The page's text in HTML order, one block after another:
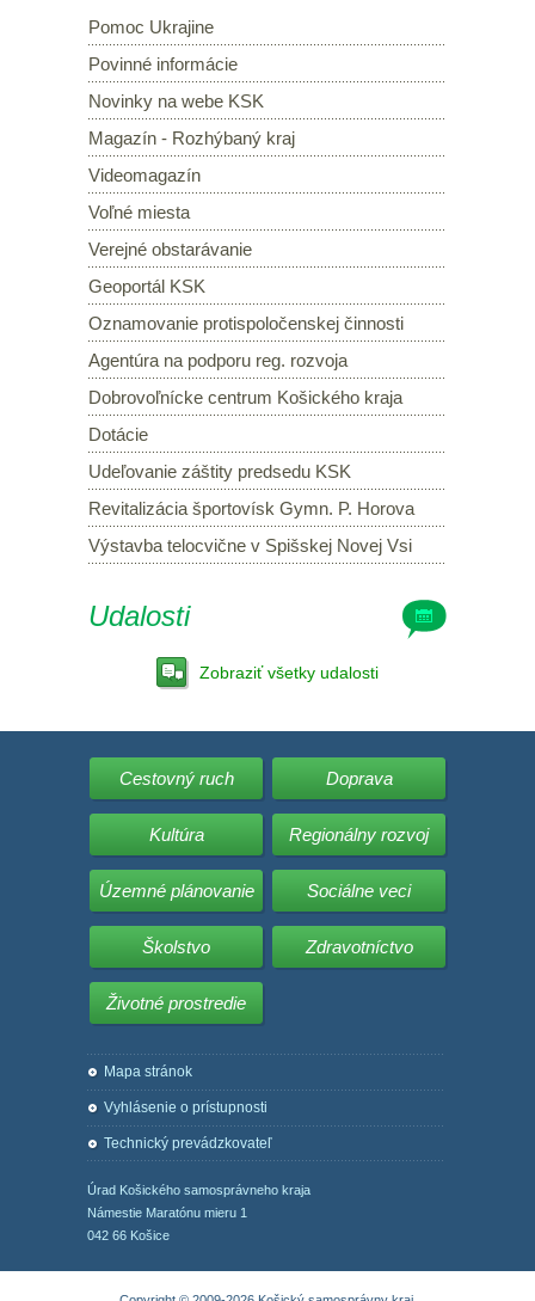
Pomoc Ukrajine
Povinné informácie
Novinky na webe KSK
Magazín - Rozhýbaný kraj
Videomagazín
Voľné miesta
Verejné obstarávanie
Geoportál KSK
Oznamovanie protispoločenskej činnosti
Agentúra na podporu reg. rozvoja
Dobrovoľnícke centrum Košického kraja
Dotácie
Udeľovanie záštity predsedu KSK
Revitalizácia športovísk Gymn. P. Horova
Výstavba telocvične v Spišskej Novej Vsi
Udalosti
Zobraziť všetky udalosti
Cestovný ruch Doprava
Kultúra Regionálny rozvoj
Územné plánovanie Sociálne veci
Školstvo Zdravotníctvo
Životné prostredie
Mapa stránok
Vyhlásenie o prístupnosti
Technický prevádzkovateľ
Úrad Košického samosprávneho kraja
Námestie Maratónu mieru 1
042 66 Košice